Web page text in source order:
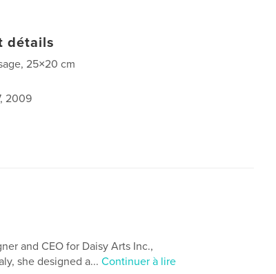
détails
25×20 cm
2009
and CEO for Daisy Arts Inc.,
she designed a... Continuer à lire